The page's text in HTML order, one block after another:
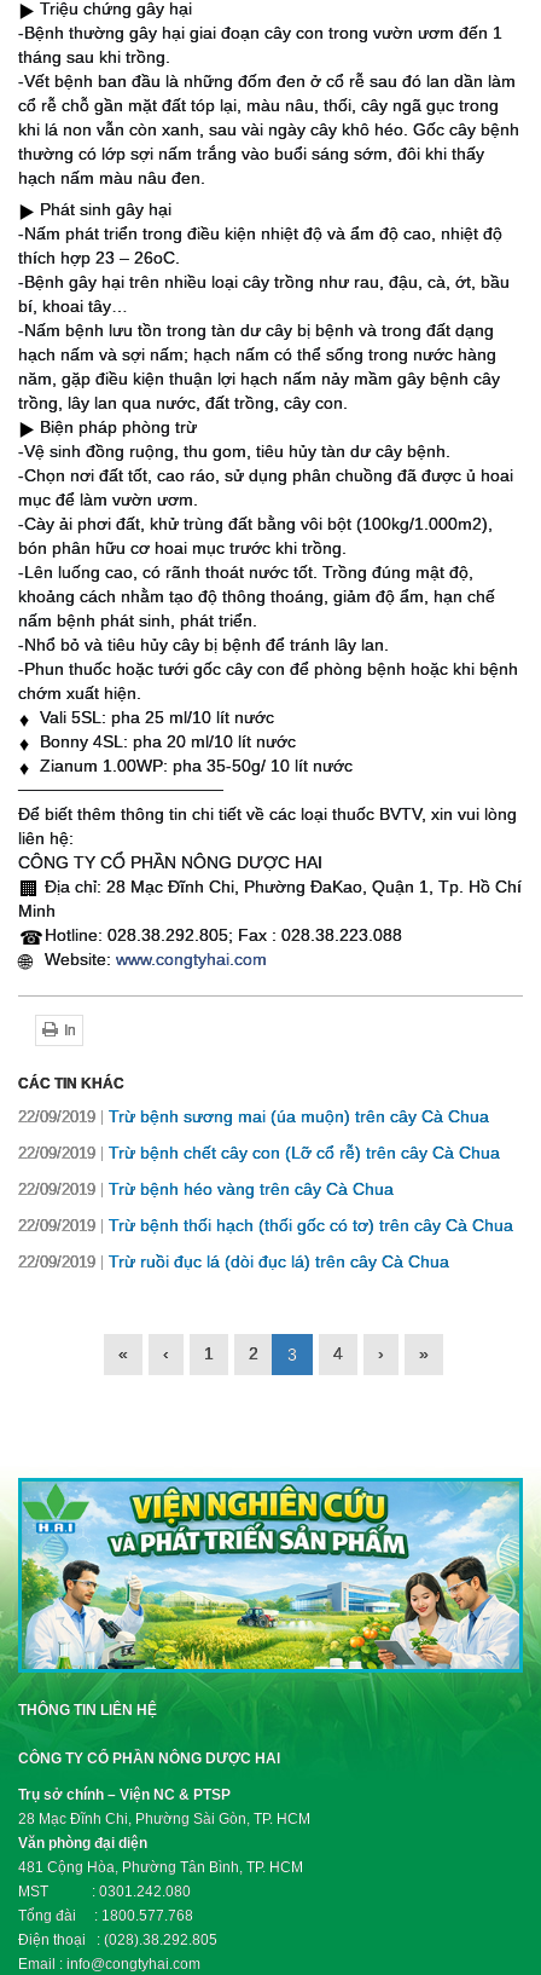
▶️ Triệu chứng gây hại
-Bệnh thường gây hại giai đoạn cây con trong vườn ươm đến 1
tháng sau khi trồng.
-Vết bệnh ban đầu là những đốm đen ở cổ rễ sau đó lan dần làm
cổ rễ chỗ gần mặt đất tóp lại, màu nâu, thối, cây ngã gục trong
khi lá non vẫn còn xanh, sau vài ngày cây khô héo. Gốc cây bệnh
thường có lớp sợi nấm trắng vào buổi sáng sớm, đôi khi thấy
hạch nấm màu nâu đen.
▶️ Phát sinh gây hại
-Nấm phát triển trong điều kiện nhiệt độ và ẩm độ cao, nhiệt độ
thích hợp 23 – 26oC.
-Bệnh gây hại trên nhiều loại cây trồng như rau, đậu, cà, ớt, bầu
bí, khoai tây…
-Nấm bệnh lưu tồn trong tàn dư cây bị bệnh và trong đất dạng
hạch nấm và sợi nấm; hạch nấm có thể sống trong nước hàng
năm, gặp điều kiện thuận lợi hạch nấm nảy mầm gây bệnh cây
trồng, lây lan qua nước, đất trồng, cây con.
▶️ Biện pháp phòng trừ
-Vệ sinh đồng ruộng, thu gom, tiêu hủy tàn dư cây bệnh.
-Chọn nơi đất tốt, cao ráo, sử dụng phân chuồng đã được ủ hoai
mục để làm vườn ươm.
-Cày ải phơi đất, khử trùng đất bằng vôi bột (100kg/1.000m2),
bón phân hữu cơ hoai mục trước khi trồng.
-Lên luống cao, có rãnh thoát nước tốt. Trồng đúng mật độ,
khoảng cách nhằm tạo độ thông thoáng, giảm độ ẩm, hạn chế
nấm bệnh phát sinh, phát triển.
-Nhổ bỏ và tiêu hủy cây bị bệnh để tránh lây lan.
-Phun thuốc hoặc tưới gốc cây con để phòng bệnh hoặc khi bệnh
chớm xuất hiện.
♦️ Vali 5SL: pha 25 ml/10 lít nước
♦️ Bonny 4SL: pha 20 ml/10 lít nước
♦️ Zianum 1.00WP: pha 35-50g/ 10 lít nước
─────────────────
Để biết thêm thông tin chi tiết về các loại thuốc BVTV, xin vui lòng
liên hệ:
CÔNG TY CỔ PHẦN NÔNG DƯỢC HAI
🏢 Địa chỉ: 28 Mạc Đĩnh Chi, Phường ĐaKao, Quận 1, Tp. Hồ Chí
Minh
☎Hotline: 028.38.292.805; Fax : 028.38.223.088
🌐 Website: www.congtyhai.com
In
CÁC TIN KHÁC
22/09/2019 Trừ bệnh sương mai (úa muộn) trên cây Cà Chua
22/09/2019 Trừ bệnh chết cây con (Lỡ cổ rễ) trên cây Cà Chua
22/09/2019 Trừ bệnh héo vàng trên cây Cà Chua
22/09/2019 Trừ bệnh thối hạch (thối gốc có tơ) trên cây Cà Chua
22/09/2019 Trừ ruồi đục lá (dòi đục lá) trên cây Cà Chua
« ‹ 1 2 3 4 › »
THÔNG TIN LIÊN HỆ
CÔNG TY CỔ PHẦN NÔNG DƯỢC HAI
Trụ sở chính – Viện NC & PTSP
28 Mạc Đĩnh Chi, Phường Sài Gòn, TP. HCM
Văn phòng đại diện
481 Cộng Hòa, Phường Tân Bình, TP. HCM
MST : 0301.242.080
Tổng đài : 1800.577.768
Điện thoại : (028).38.292.805
Email : info@congtyhai.com